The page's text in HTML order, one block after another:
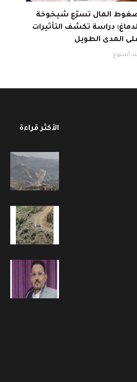
المال تسرّع شيخوخة
دراسة تكشف التأثيرات
المدى الطويل
أسبوع
الأكثر قراءة